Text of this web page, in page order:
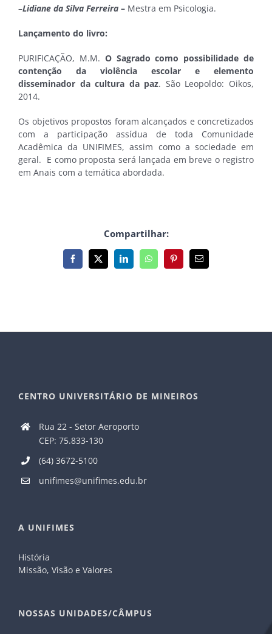
–Lidiane da Silva Ferreira – Mestra em Psicologia.
Lançamento do livro:
PURIFICAÇÃO, M.M. O Sagrado como possibilidade de
contenção da violência escolar e elemento
disseminador da cultura da paz. São Leopoldo: Oikos,
2014.
Os objetivos propostos foram alcançados e concretizados
com a participação assídua de toda Comunidade
Acadêmica da UNIFIMES, assim como a sociedade em
geral. E como proposta será lançada em breve o registro
em Anais com a temática abordada.
Compartilhar:
Facebook
X LinkedInWhatsAppPinterest
E-
mail
CENTRO UNIVERSITÁRIO DE MINEIROS
Rua 22 - Setor Aeroporto
CEP: 75.833-130
(64) 3672-5100
unifimes@unifimes.edu.br
A UNIFIMES
História
Missão, Visão e Valores
NOSSAS UNIDADES/CÂMPUS